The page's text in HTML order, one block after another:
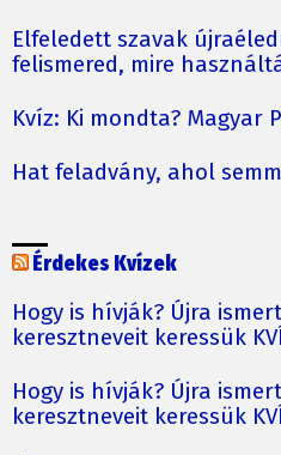
Elfeledett szavak
felismered, mire
Kvíz: Ki mondta? Magyar
Hat feladvány, ahol
Érdekes Kvízek
Hogy is hívják? Újra
keresztneveit keressük
Hogy is hívják? Újra
keresztneveit keressük